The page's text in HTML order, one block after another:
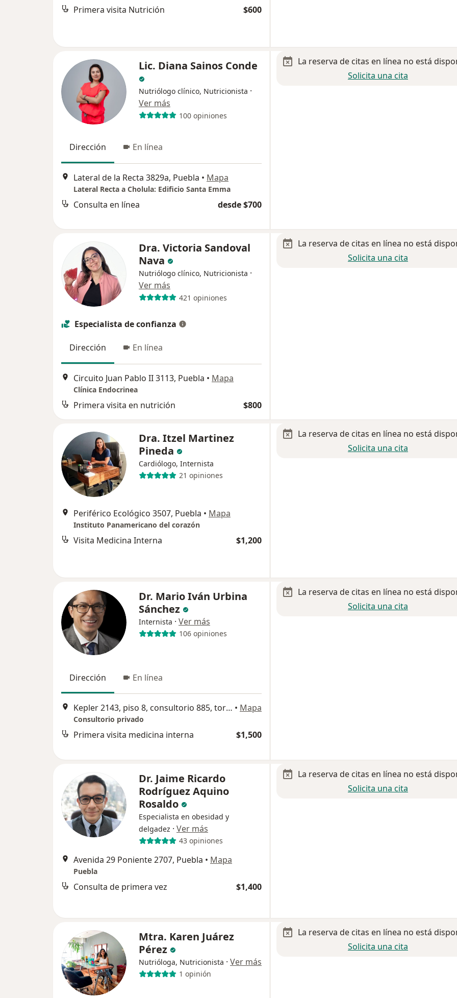
Primera visita Nutrición $600
Lic. Diana Sainos Conde
Nutriólogo clínico, Nutricionista ·
Ver más
100 opiniones
Dirección En línea
Lateral de la Recta 3829a, Puebla • Mapa
Lateral Recta a Cholula: Edificio Santa Emma
Consulta en línea desde $700
La reserva de citas en línea no está
Solicita una cita
Dra. Victoria Sandoval
Nava
Nutriólogo clínico, Nutricionista ·
Ver más
421 opiniones
Especialista de confianza
Dirección En línea
Circuito Juan Pablo II 3113, Puebla • Mapa
Clínica Endocrinea
Primera visita en nutrición $800
La reserva de citas en línea no está
Solicita una cita
Dra. Itzel Martinez
Pineda
Cardiólogo, Internista
21 opiniones
Periférico Ecológico 3507, Puebla • Mapa
Instituto Panamericano del corazón
Visita Medicina Interna $1,200
La reserva de citas en línea no está
Solicita una cita
Dr. Mario Iván Urbina
Sánchez
Internista · Ver más
106 opiniones
Dirección En línea
Kepler 2143, piso 8, consultorio 885, torre 1 (Hospital Angeles Puebla), Puebla • Mapa
Consultorio privado
Primera visita medicina interna $1,500
La reserva de citas en línea no está
Solicita una cita
Dr. Jaime Ricardo
Rodríguez Aquino
Rosaldo
Especialista en obesidad y
delgadez · Ver más
43 opiniones
Avenida 29 Poniente 2707, Puebla • Mapa
Puebla
Consulta de primera vez $1,400
La reserva de citas en línea no está
Solicita una cita
Mtra. Karen Juárez
Pérez
Nutrióloga, Nutricionista · Ver más
1 opinión
La reserva de citas en línea no está
Solicita una cita